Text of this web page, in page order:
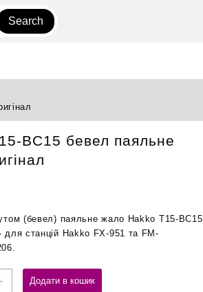
Search
BC15 бевел паяльне
(бевел) паяльне жало Hakko T15-BC15
станцій Hakko FX-951 та FM-
Додати в кошик